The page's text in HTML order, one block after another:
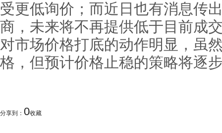
受更低询价；而近日也有消息传
商，未来将不再提供低于目前成
对市场价格打底的动作明显，虽
格，但预计价格止稳的策略将逐
分享到： 0收藏